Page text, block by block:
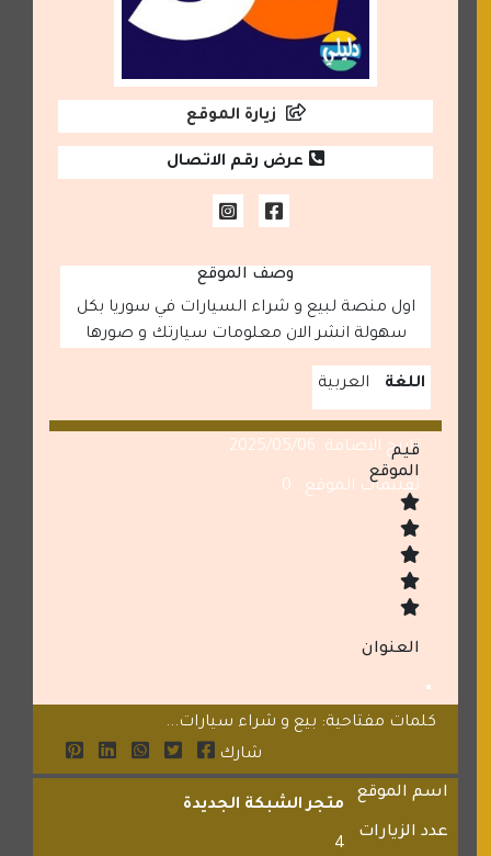
زيارة الموقع
عرض رقم الاتصال
وصف الموقع
اول منصة لبيع و شراء السيارات في سوريا بكل
سهولة انشر الان معلومات سيارتك و صورها
اللغة العربية
تاريخ الاضافة: 2025/05/06
تقييمات الموقع : 0
قيم
الموقع
العنوان
كلمات مفتاحية: بيع و شراء سيارات...
شارك
اسم الموقع
متجر الشبكة الجديدة
عدد الزيارات
4